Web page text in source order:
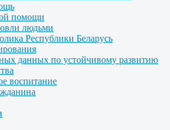
помощи
людьми
Республики Беларусь
данных по устойчивому развитию
воспитание